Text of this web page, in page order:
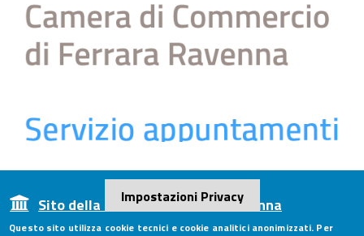
Sito della CCIAA di Ferrara e Ravenna
Impostazioni Privacy
Questo sito utilizza cookie tecnici e cookie analitici anonimizzati. Per